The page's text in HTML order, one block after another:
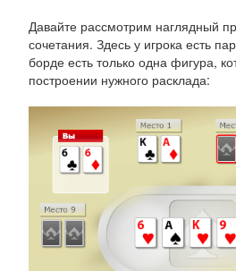
Давайте рассмотрим наглядный
сочетания. Здесь у игрока есть
борде есть только одна фигура,
построении нужного расклада: